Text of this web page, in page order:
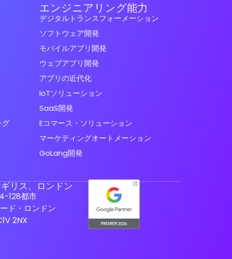
グ
エンジニアリング能力
デジタルトランスフォーメーション
ソフトウェア開発
モバイルアプリ開発
ウェブアプリ開発
アプリの近代化
IoTソリューション
SaaS開発
Eコマース・ソリューション
マーケティングオートメーション
GoLang開発
リス、ロンドン
128都市
ド・ロンドン
2NX